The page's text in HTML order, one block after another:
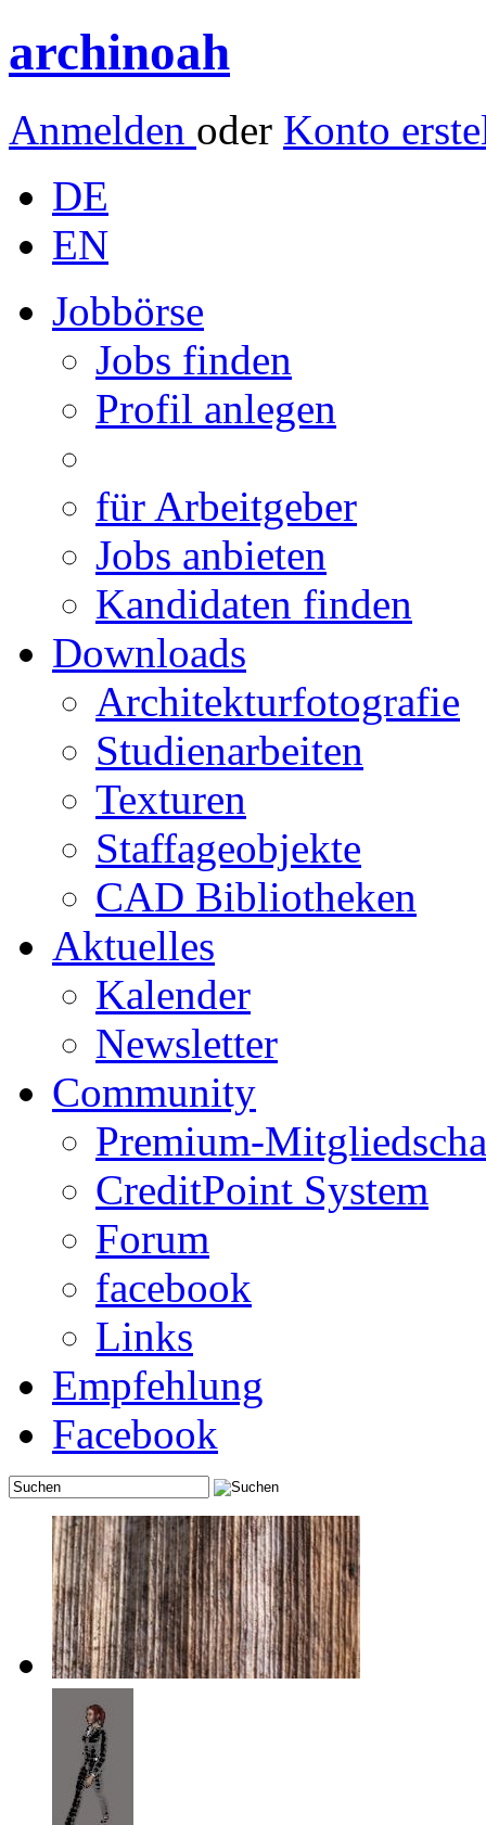
archinoah
Anmelden oder Konto
DE
EN
Jobbörse
Jobs finden
Profil anlegen
für Arbeitgeber
Jobs anbieten
Kandidaten finden
Downloads
Architekturfotografie
Studienarbeiten
Texturen
Staffageobjekte
CAD Bibliotheken
Aktuelles
Kalender
Newsletter
Community
Premium-
CreditPoint System
Forum
facebook
Links
Empfehlung
Facebook